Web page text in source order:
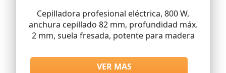
Cepilladora profesional eléctrica, 800 W,
anchura cepillado 82 mm, profundidad máx.
2 mm, suela fresada, potente para madera
VER MAS